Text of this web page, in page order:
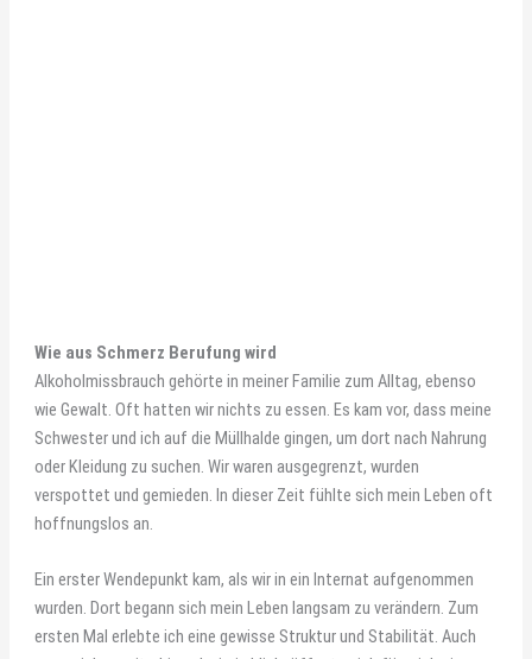
Wie aus Schmerz Berufung wird
Alkoholmissbrauch gehörte in meiner Familie zum Alltag, ebenso
wie Gewalt. Oft hatten wir nichts zu essen. Es kam vor, dass meine
Schwester und ich auf die Müllhalde gingen, um dort nach Nahrung
oder Kleidung zu suchen. Wir waren ausgegrenzt, wurden
verspottet und gemieden. In dieser Zeit fühlte sich mein Leben oft
hoffnungslos an.
Ein erster Wendepunkt kam, als wir in ein Internat aufgenommen
wurden. Dort begann sich mein Leben langsam zu verändern. Zum
ersten Mal erlebte ich eine gewisse Struktur und Stabilität. Auch